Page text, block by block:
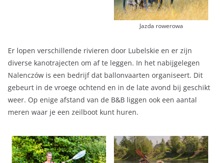
Jazda rowerowa
Er lopen verschillende rivieren door Lubelskie en er zijn
diverse kanotrajecten om af te leggen. In het nabijgelegen
Nalenczów is een bedrijf dat ballonvaarten organiseert. Dit
gebeurt in de vroege ochtend en in de late avond bij geschikt
weer. Op enige afstand van de B&B liggen ook een aantal
meren waar je een zeilboot kunt huren.